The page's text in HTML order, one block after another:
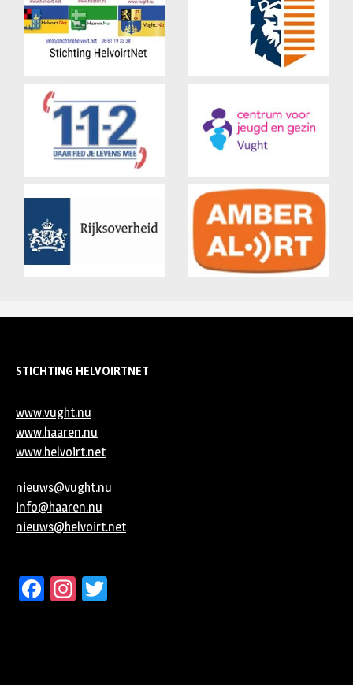
STICHTING HELVOIRTNET
www.vught.nu
www.haaren.nu
www.helvoirt.net
nieuws@vught.nu
info@haaren.nu
nieuws@helvoirt.net
Facebook
Instagram